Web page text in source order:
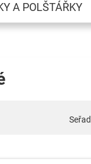
A POLŠTÁŘKY